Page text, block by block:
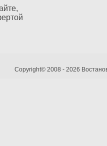
Copyright© 2008 - 2026